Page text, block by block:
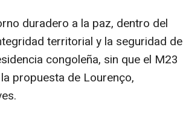
duradero a la paz, dentro del
territorial y la seguridad de
congoleña, sin que el M23
propuesta de Lourenço,